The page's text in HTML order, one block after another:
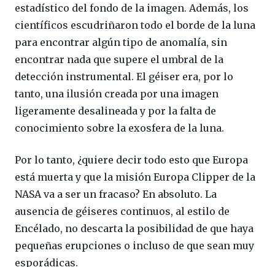
estadístico del fondo de la imagen. Además, los
científicos escudriñaron todo el borde de la luna
para encontrar algún tipo de anomalía, sin
encontrar nada que supere el umbral de la
detección instrumental. El géiser era, por lo
tanto, una ilusión creada por una imagen
ligeramente desalineada y por la falta de
conocimiento sobre la exosfera de la luna.
Por lo tanto, ¿quiere decir todo esto que Europa
está muerta y que la misión Europa Clipper de la
NASA va a ser un fracaso? En absoluto. La
ausencia de géiseres continuos, al estilo de
Encélado, no descarta la posibilidad de que haya
pequeñas erupciones o incluso de que sean muy
esporádicas.